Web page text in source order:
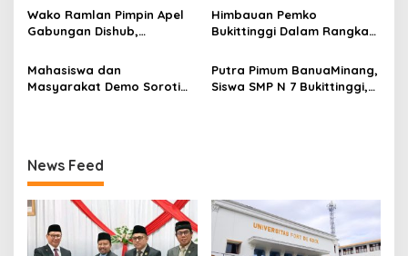
Kampus UFDK
Perubahan KUA-PPAS APBD
2026
Wako Ramlan Pimpin Apel
Gabungan Dishub,
Persiapan Angkutan Gratis
Pelajar
Himbauan Pemko
Bukittinggi Dalam Rangka
Tahun ke-81 Kemerdekaan
Republik Indonesia
Mahasiswa dan
Masyarakat Demo Soroti
Massa Aksi
Putra Pimum BanuaMinang,
Siswa SMP N 7 Bukittinggi,
News Feed